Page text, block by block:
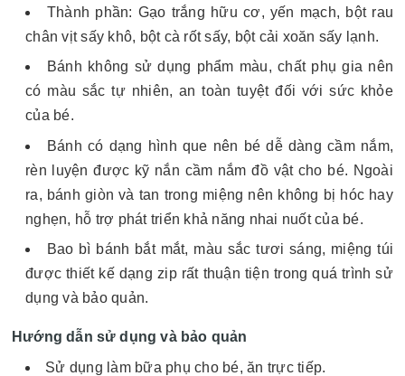
Thành phần: Gạo trắng hữu cơ, yến mạch, bột rau
chân vịt sấy khô, bột cà rốt sấy, bột cải xoăn sấy lạnh.
Bánh không sử dụng phẩm màu, chất phụ gia nên
có màu sắc tự nhiên, an toàn tuyệt đối với sức khỏe
của bé.
Bánh có dạng hình que nên bé dễ dàng cầm nắm,
rèn luyện được kỹ nắn cầm nắm đồ vật cho bé. Ngoài
ra, bánh giòn và tan trong miệng nên không bị hóc hay
nghẹn, hỗ trợ phát triển khả năng nhai nuốt của bé.
Bao bì bánh bắt mắt, màu sắc tươi sáng, miệng túi
được thiết kế dạng zip rất thuận tiện trong quá trình sử
dụng và bảo quản.
Hướng dẫn sử dụng và bảo quản
Sử dụng làm bữa phụ cho bé, ăn trực tiếp.